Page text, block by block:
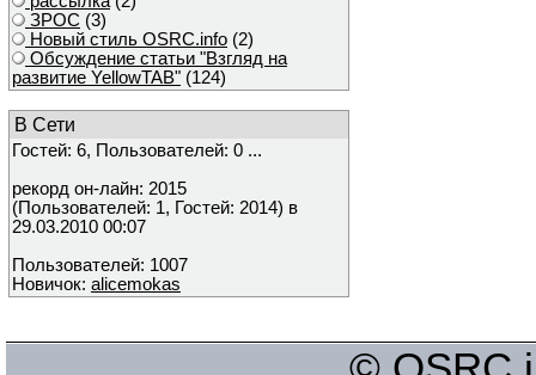
ЗРОС (3)
Новый стиль OSRC.info (2)
Обсуждение статьи "Взгляд на
развитие YellowTAB" (124)
В Сети
Гостей: 6, Пользователей: 0 ...
рекорд он-лайн: 2015
(Пользователей: 1, Гостей: 2014) в
29.03.2010 00:07
Пользователей: 1007
Новичок: alicemokas